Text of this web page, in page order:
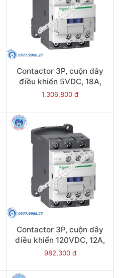
Contactor 3P, cuộn dây
điều khiển 5VDC, 18A,
1N/O, 1N/C - Model
1,306,800 đ
Contactor 3P, cuộn dây
điều khiển 120VDC, 12A,
1N/O, 1N/C - Model
982,300 đ